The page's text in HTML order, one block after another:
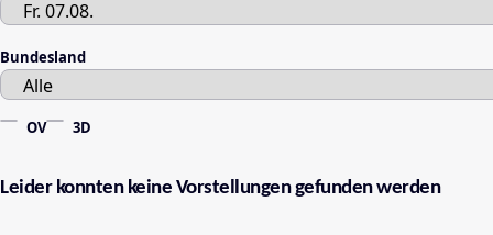
Bundesland
OV 3D
Leider konnten keine Vorstellungen gefunden werden